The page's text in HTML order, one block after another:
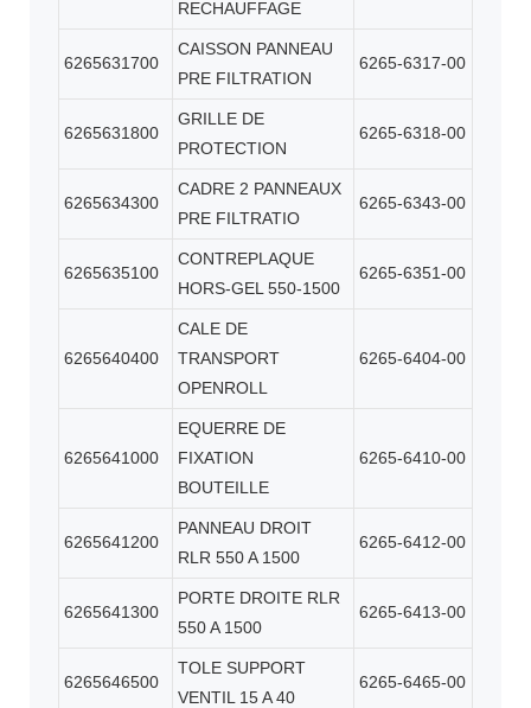
RECHAUFFAGE
6265631700
CAISSON PANNEAU
PRE FILTRATION
6265-6317-00
6265631800
GRILLE DE
PROTECTION
6265-6318-00
6265634300
CADRE 2 PANNEAUX
PRE FILTRATIO
6265-6343-00
6265635100
CONTREPLAQUE
HORS-GEL 550-1500
6265-6351-00
6265640400
CALE DE
TRANSPORT
OPENROLL
6265-6404-00
6265641000
EQUERRE DE
FIXATION
BOUTEILLE
6265-6410-00
6265641200
PANNEAU DROIT
RLR 550 A 1500
6265-6412-00
6265641300
PORTE DROITE RLR
550 A 1500
6265-6413-00
6265646500
TOLE SUPPORT
VENTIL 15 A 40
6265-6465-00